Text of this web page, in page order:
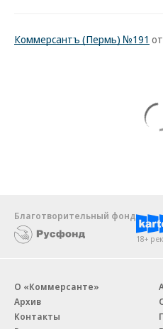
Коммерсантъ (Пермь) №191
Благотворительный фонд
18+
О «Коммерсанте»
Архив
Контакты